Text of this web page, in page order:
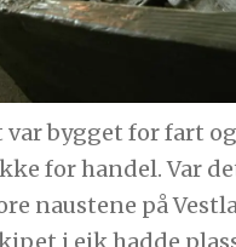
var bygget for fart
for handel. Var
naustene på
i eik hadde